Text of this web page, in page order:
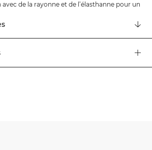
de la rayonne et de l’élasthanne pour un
coupe standard et une longueur standard, et
il se superpose facilement ou se porte
46% Coton, 7% Élasthanne.